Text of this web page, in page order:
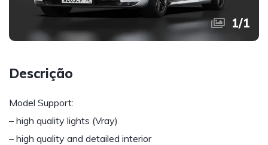
1/1
Descrição
Model Support:
– high quality lights (Vray)
– high quality and detailed interior